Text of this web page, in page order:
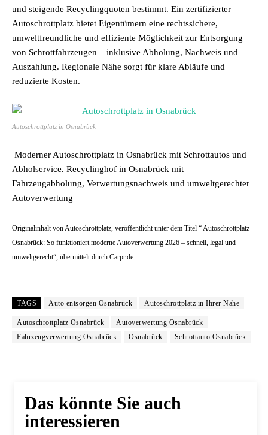
und steigende Recyclingquoten bestimmt. Ein zertifizierter
Autoschrottplatz bietet Eigentümern eine rechtssichere,
umweltfreundliche und effiziente Möglichkeit zur Entsorgung
von Schrottfahrzeugen – inklusive Abholung, Nachweis und
Auszahlung. Regionale Nähe sorgt für klare Abläufe und
reduzierte Kosten.
Autoschrottplatz in Osnabrück
Moderner Autoschrottplatz in Osnabrück mit Schrottautos und
Abholservice. Recyclinghof in Osnabrück mit
Fahrzeugabholung, Verwertungsnachweis und umweltgerechter
Autoverwertung
Originalinhalt von Autoschrottplatz, veröffentlicht unter dem Titel “ Autoschrottplatz
Osnabrück: So funktioniert moderne Autoverwertung 2026 – schnell, legal und
umweltgerecht“, übermittelt durch Carpr.de
TAGS Auto entsorgen Osnabrück Autoschrottplatz in Ihrer Nähe
Autoschrottplatz Osnabrück
Autoverwertung Osnabrück
Fahrzeugverwertung Osnabrück
Osnabrück Schrottauto Osnabrück
Das könnte Sie auch
interessieren